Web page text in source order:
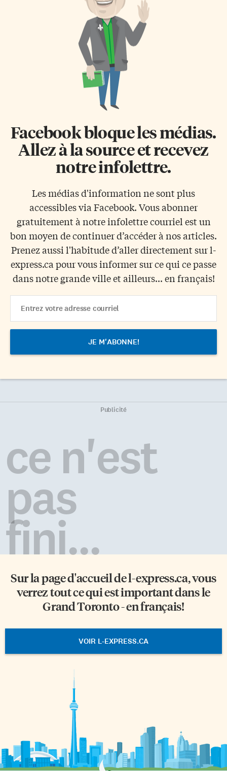
Facebook bloque les médias.
Allez à la source et recevez
notre infolettre.
Les médias d'information ne sont plus
accessibles via Facebook. Vous abonner
gratuitement à notre infolettre courriel est un
bon moyen de continuer d’accéder à nos articles.
Prenez aussi l'habitude d’aller directement sur l-
express.ca pour vous informer sur ce qui ce passe
dans notre grande ville et ailleurs... en français!
Address
Publicité
ce n'est
pas
fini...
Sur la page d'accueil del-express.ca, vous
verrez tout ce qui est important dans le
Grand Toronto - en français!
VOIR L-EXPRESS.CA